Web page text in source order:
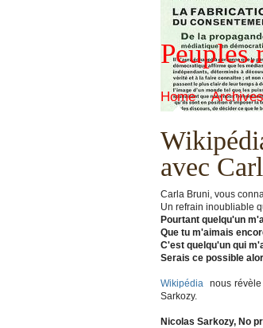
Home Archives
avec
Carla Bruni, vous
Un refrain inoubliable
Pourtant quelqu'un
Que tu m'aimais
C'est quelqu'un qui
Serais ce possible
Wikipédia nous
Sarkozy.
Nicolas Sarkozy, No